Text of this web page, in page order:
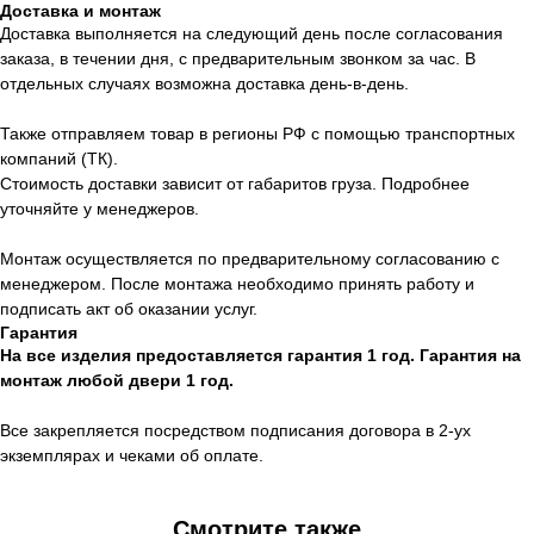
Доставка и монтаж
Доставка выполняется на следующий день после согласования
заказа, в течении дня, с предварительным звонком за час. В
отдельных случаях возможна доставка день-в-день.
Также отправляем товар в регионы РФ с помощью транспортных
компаний (ТК).
Стоимость доставки зависит от габаритов груза. Подробнее
уточняйте у менеджеров.
Монтаж осуществляется по предварительному согласованию с
менеджером. После монтажа необходимо принять работу и
подписать акт об оказании услуг.
Гарантия
На все изделия предоставляется гарантия 1 год. Гарантия на
монтаж любой двери 1 год.
Все закрепляется посредством подписания договора в 2-ух
экземплярах и чеками об оплате.